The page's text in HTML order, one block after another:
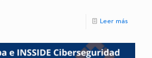
Leer más